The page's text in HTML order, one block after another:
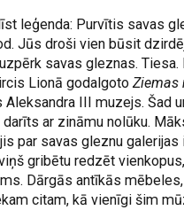
leģenda: Purvītis savas
Jūs droši vien būsit
savas gleznas. Tiesa.
Lionā godalgoto
Aleksandra III muzejs. Šad
ar zināmu nolūku.
par savas gleznu galerijas
gribētu redzēt
Dārgās antīkās
citam, kā vienīgi šim